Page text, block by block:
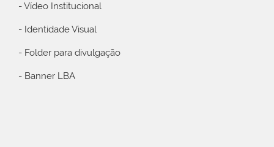
- Vídeo Institucional
- Identidade Visual
- Folder para divulgação
- Banner LBA